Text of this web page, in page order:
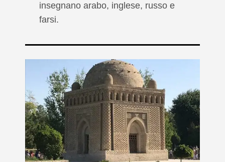
insegnano arabo, inglese, russo e
farsi.